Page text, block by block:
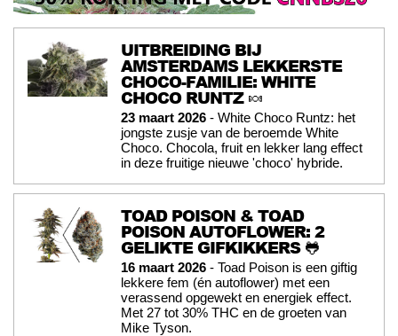
UITBREIDING BIJ
AMSTERDAMS LEKKERSTE
CHOCO-FAMILIE: WHITE
CHOCO RUNTZ 🍬
23 maart 2026 - White Choco Runtz: het
jongste zusje van de beroemde White
Choco. Chocola, fruit en lekker lang effect
in deze fruitige nieuwe 'choco' hybride.
TOAD POISON & TOAD
POISON AUTOFLOWER: 2
GELIKTE GIFKIKKERS 🐸
16 maart 2026 - Toad Poison is een giftig
lekkere fem (én autoflower) met een
verassend opgewekt en energiek effect.
Met 27 tot 30% THC en de groeten van
Mike Tyson.